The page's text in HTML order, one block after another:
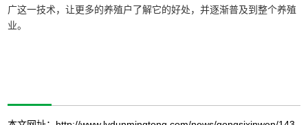
广这一技术，让更多的养殖户了解它的好处，并逐渐普及到整个养殖
业。